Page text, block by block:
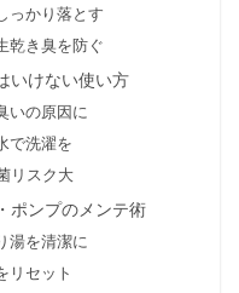
っかり落とす
乾き臭を防ぐ
いけない使い方
いの原因に
で洗濯を
リスク大
ポンプのメンテ術
湯を清潔に
リセット